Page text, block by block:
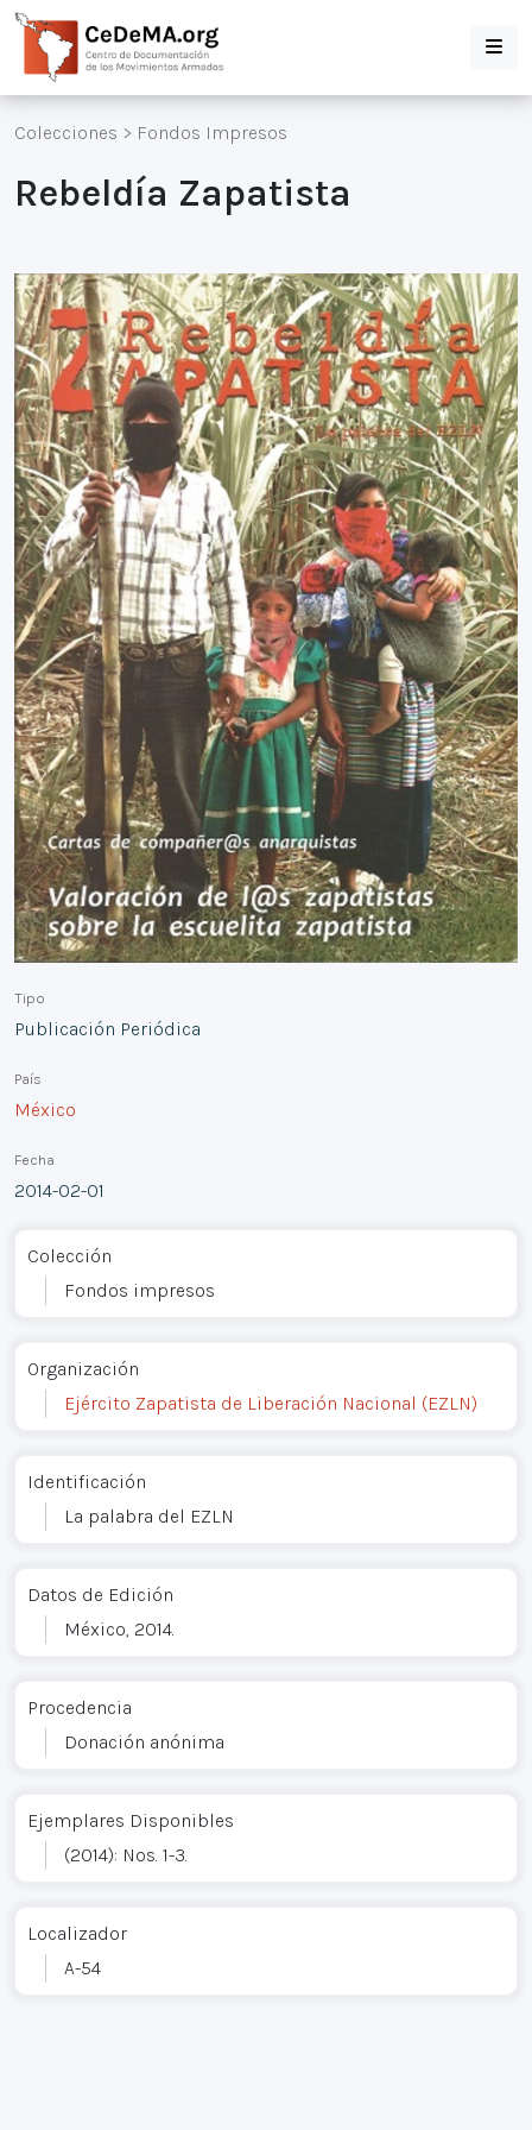
Colecciones > Fondos Impresos
Rebeldía Zapatista
Tipo
Publicación Periódica
País
México
Fecha
2014-02-01
Colección
Fondos impresos
Organización
Ejército Zapatista de Liberación Nacional (EZLN)
Identificación
La palabra del EZLN
Datos de Edición
México, 2014.
Procedencia
Donación anónima
Ejemplares Disponibles
(2014): Nos. 1-3.
Localizador
A-54